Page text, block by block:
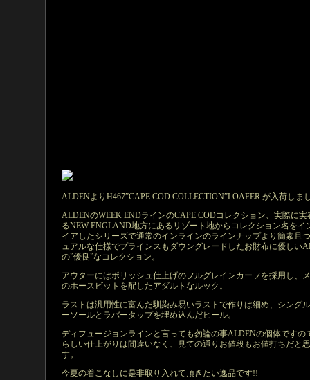
ALDENよりH467”CAPE COD COLLECTION”LOAFER が入荷しま
ALDENのWEEK ENDラインのCAPE CODコレクション、実際に実
るNEW ENGLAND地方にあるリゾート地からコレクション名をイ
イアしたシリーズで通常のインラインのラインナップより簡素且
ュアルな仕様でプラインスもダウングレードしたお財布に優しい
の”優良”なコレクション。
アウターにはポリッシュ仕上げのフルグレインカーフを採用し、
のホースビットを配したアダルトなルック。
ラストは汎用性に富んだ馴染み易いラストで作りは細め、シング
ーソールとラバータップを埋め込んだヒール。
ディフュージョンラインと言っても勿論の事ALDENの個体ですの
らしい仕上がりは間違いなく、見ての通りお値段もお値打ちだと
す。
今夏の着こなしに是非取り入れて頂きたい逸品です!!